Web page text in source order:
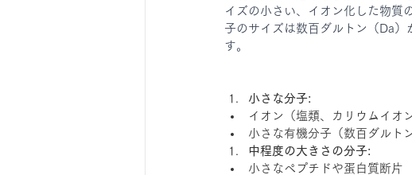
イズの小さい、イオン化した物質
子のサイズは数百ダルトン（Da
す。
小さな分子:
イオン（塩類、カリウムイオ
小さな有機分子（数百ダルト
中程度の大きさの分子:
小さなペプチドや蛋白質断片